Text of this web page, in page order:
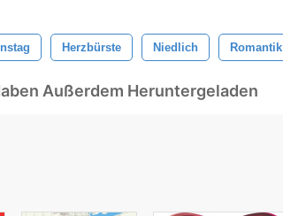
Herzbürste Niedlich Romantik
Außerdem Heruntergeladen